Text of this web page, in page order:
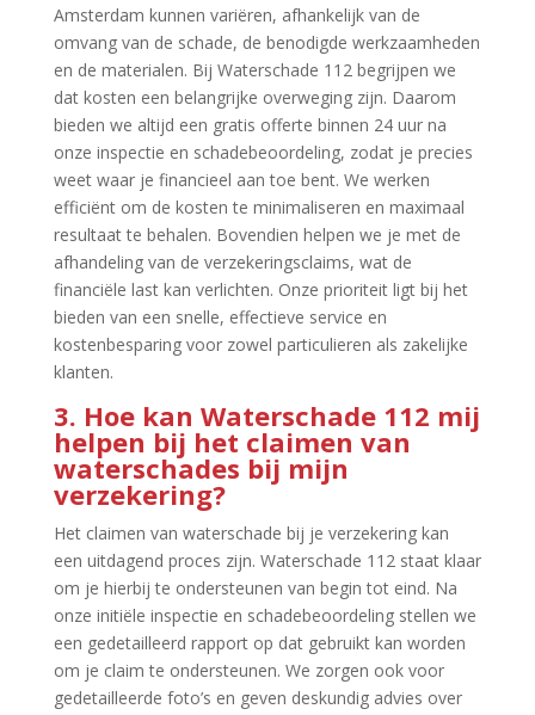
Amsterdam kunnen variëren, afhankelijk van de
omvang van de schade, de benodigde werkzaamheden
en de materialen.​ Bij Waterschade 112 begrijpen we
dat kosten een belangrijke overweging zijn.​ Daarom
bieden we altijd een gratis offerte binnen 24 uur na
onze inspectie en schadebeoordeling, zodat je precies
weet waar je financieel aan toe bent.​ We werken
efficiënt om de kosten te minimaliseren en maximaal
resultaat te behalen.​ Bovendien helpen we je met de
afhandeling van de verzekeringsclaims, wat de
financiële last kan verlichten.​ Onze prioriteit ligt bij het
bieden van een snelle, effectieve service en
kostenbesparing voor zowel particulieren als zakelijke
klanten.​
3.​ Hoe kan Waterschade 112 mij
helpen bij het claimen van
waterschades bij mijn
verzekering?
Het claimen van waterschade bij je verzekering kan
een uitdagend proces zijn.​ Waterschade 112 staat klaar
om je hierbij te ondersteunen van begin tot eind.​ Na
onze initiële inspectie en schadebeoordeling stellen we
een gedetailleerd rapport op dat gebruikt kan worden
om je claim te ondersteunen.​ We zorgen ook voor
gedetailleerde foto’s en geven deskundig advies over